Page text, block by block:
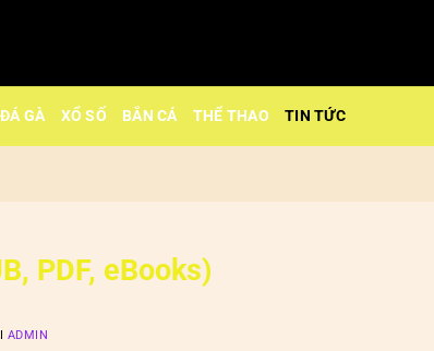
ĐÁ GÀ XỔ SỐ BẮN CÁ THỂ THAO TIN TỨC
PDF, eBooks)
ADMIN